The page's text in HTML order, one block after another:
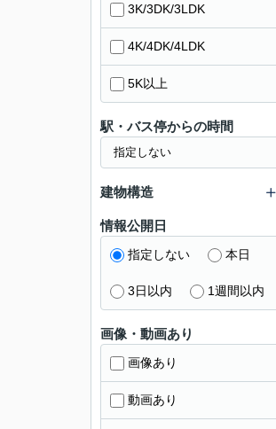
3K/3DK/3LDK
4K/4DK/4LDK
5K以上
駅・バス停からの時間
建物構造
情報公開日
指定しない 本日
3日以内 1週間以内
画像・動画あり
画像あり
動画あり